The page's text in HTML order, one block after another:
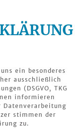
ein besonderes
ausschließlich
(DSGVO, TKG
informieren
stimmen der
zu.